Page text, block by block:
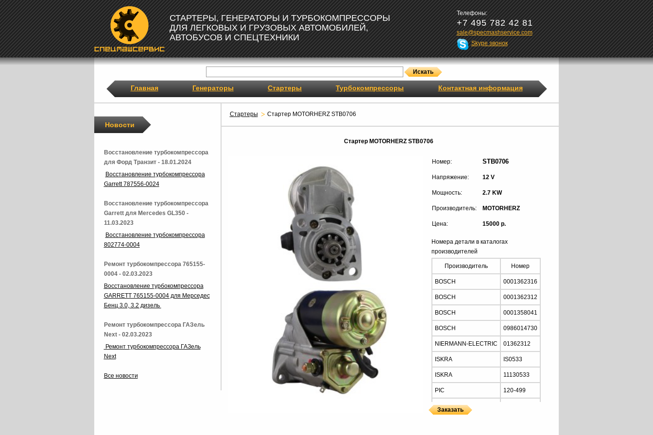
СТАРТЕРЫ, ГЕНЕРАТОРЫ И ТУРБОКОМПРЕССОРЫ
ДЛЯ ЛЕГКОВЫХ И ГРУЗОВЫХ АВТОМОБИЛЕЙ,
АВТОБУСОВ И СПЕЦТЕХНИКИ
Телефоны:
+7 495 782 42 81
sale@specmashservice.com
Skype звонок
Главная Генераторы Стартеры Турбокомпрессоры Контактная информация
Стартеры Стартер MOTORHERZ STB0706
Стартер MOTORHERZ STB0706
Номер: STB0706
Напряжение: 12 V
Мощность: 2.7 KW
Производитель: MOTORHERZ
Цена: 15000 р.
Номера детали в каталогах
производителей
Производитель Номер
BOSCH 0001362316
BOSCH 0001362312
BOSCH 0001358041
BOSCH 0986014730
NIERMANN-ELECTRIC 01362312
ISKRA IS0533
ISKRA 11130533
PIC 120-499
MOTORHERZ
Новости
Восстановление турбокомпрессора
для Форд Транзит - 18.01.2024
Восстановление турбокомпрессора
Garrett 787556-0024
Восстановление турбокомпрессора
Garrett для Mercedes GL350 -
11.03.2023
Восстановление турбокомпрессора
802774-0004
Ремонт турбокомпрессора 765155-
0004 - 02.03.2023
Восстановление турбокомпрессора
GARRETT 765155-0004 для Мерседес
Бенц 3.0, 3.2 дизель
Ремонт турбокомпрессора ГАЗель
Next - 02.03.2023
Ремонт турбокомпрессора ГАЗель
Next
Все новости